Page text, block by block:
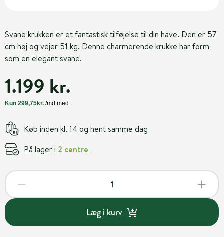
Svane krukken er et fantastisk tilføjelse til din have. Den er 57
cm høj og vejer 51 kg. Denne charmerende krukke har form
som en elegant svane.
1.199 kr.
Køb inden kl. 14 og hent samme dag
På lager i 2 centre
Læg i kurv